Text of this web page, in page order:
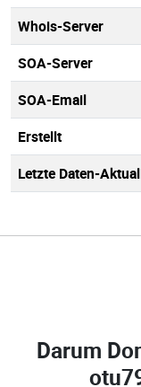
Whois-Server
SOA-Server
SOA-Email
Erstellt
Letzte Daten-
Darum